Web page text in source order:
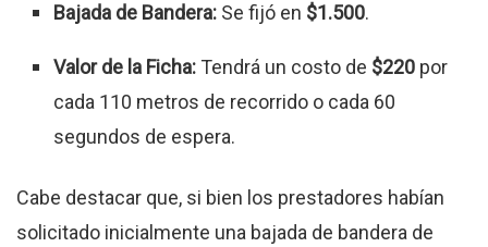
Bajada de Bandera: Se fijó en $1.500.
Valor de la Ficha: Tendrá un costo de $220 por
cada 110 metros de recorrido o cada 60
segundos de espera.
Cabe destacar que, si bien los prestadores habían
solicitado inicialmente una bajada de bandera de